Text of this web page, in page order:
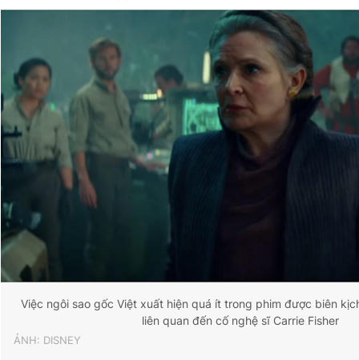
Việc ngôi sao gốc Việt xuất hiện quá ít trong phim được biên
liên quan đến cố nghệ sĩ Carrie Fisher
ẢNH: DISNEY